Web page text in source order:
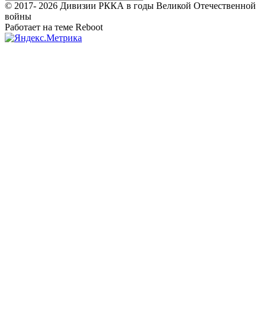
© 2017- 2026 Дивизии РККА в годы Великой Отечественной
войны
Работает на теме Reboot